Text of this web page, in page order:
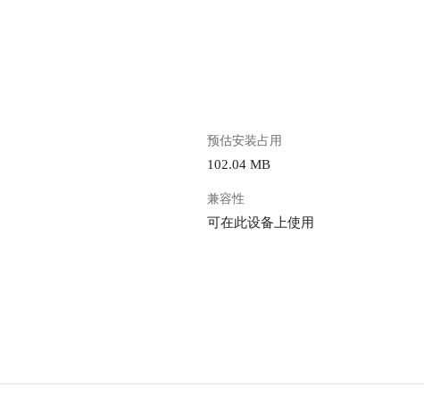
预估安装占用
102.04 MB
兼容性
可在此设备上使用